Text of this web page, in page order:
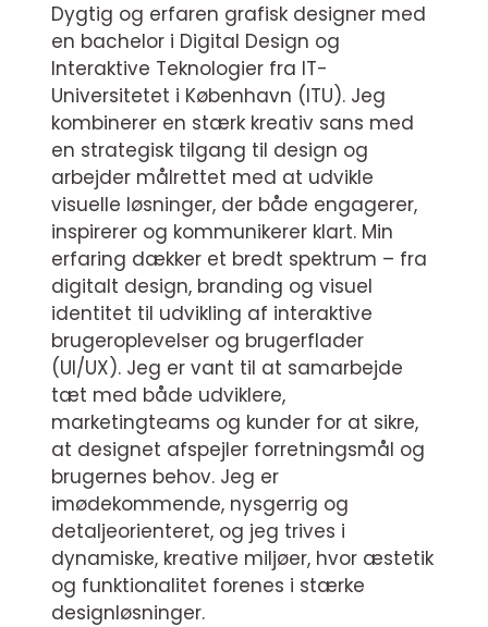
Dygtig og erfaren grafisk designer med
en bachelor i Digital Design og
Interaktive Teknologier fra IT-
Universitetet i København (ITU). Jeg
kombinerer en stærk kreativ sans med
en strategisk tilgang til design og
arbejder målrettet med at udvikle
visuelle løsninger, der både engagerer,
inspirerer og kommunikerer klart. Min
erfaring dækker et bredt spektrum – fra
digitalt design, branding og visuel
identitet til udvikling af interaktive
brugeroplevelser og brugerflader
(UI/UX). Jeg er vant til at samarbejde
tæt med både udviklere,
marketingteams og kunder for at sikre,
at designet afspejler forretningsmål og
brugernes behov. Jeg er
imødekommende, nysgerrig og
detaljeorienteret, og jeg trives i
dynamiske, kreative miljøer, hvor æstetik
og funktionalitet forenes i stærke
designløsninger.